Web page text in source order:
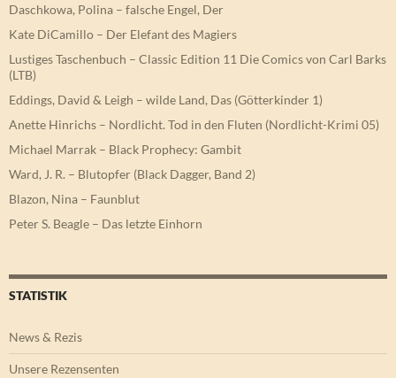
Daschkowa, Polina – falsche Engel, Der
Kate DiCamillo – Der Elefant des Magiers
Lustiges Taschenbuch – Classic Edition 11 Die Comics von Carl Barks
(LTB)
Eddings, David & Leigh – wilde Land, Das (Götterkinder 1)
Anette Hinrichs – Nordlicht. Tod in den Fluten (Nordlicht-Krimi 05)
Michael Marrak – Black Prophecy: Gambit
Ward, J. R. – Blutopfer (Black Dagger, Band 2)
Blazon, Nina – Faunblut
Peter S. Beagle – Das letzte Einhorn
STATISTIK
News & Rezis
Unsere Rezensenten